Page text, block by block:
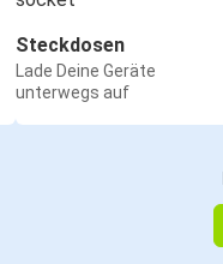
Steckdosen
Lade Deine Geräte
unterwegs auf